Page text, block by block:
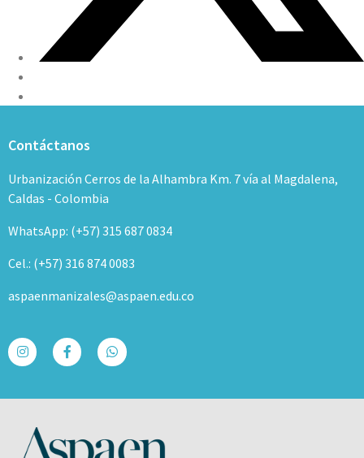
Contáctanos
Urbanización Cerros de la Alhambra Km. 7 vía al Magdalena,
Caldas - Colombia
WhatsApp: (+57) 315 687 0834
Cel.: (+57) 316 874 0083
aspaenmanizales@aspaen.edu.co